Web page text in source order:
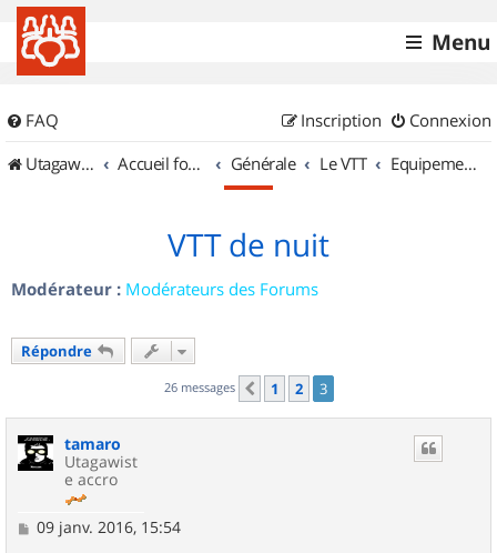
Menu
FAQ Connexion
Inscription
UtagawaVTT (Randos VTT et VTTAE avec traces GPS)
Accueil forum Générale Le VTT Equipements et Accessoires
VTT de nuit
Modérateur : Modérateurs des Forums
Répondre
26 messages Précédent
1 2 3
tamaro
Utagawist
e accro
M
09 janv. 2016, 15:54